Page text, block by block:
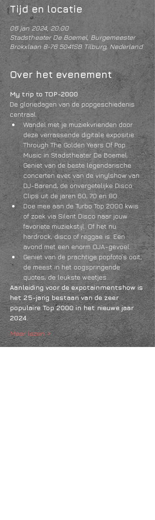
Tijd en locatie
06 jan 2024, 20:00
Stadstheater De Boemel, Burgemeester
Brokxlaan 8-76 5041SB Tilburg, Nederland
Over het evenement
My trip to TOP-2000
De gloriedagen van de popgeschiedenis
centraal.
Wandel met je muziekvrienden door
deze verrassende digitale expositie
Through The Golden Years Of Pop
Music in Stadstheater De Boemel.
Geniet van de beste legendarische
concerten ever, van de vinylshow van
DJ-Barend, de onvergetelijke Disco
Clips uit de jaren 60, 70 en 80.
Doe mee aan de Turbo Top 2000 kwis
of zoek via Silent Disco naar jouw
favoriete muziekstijl. Of het nu
hardrock, disco of reggae is. Een
avond met een enorm OJA-gevoel.
Geniet van de prachtige popfoto’s ooit,
de meest in het oogspringende
quotes, de leukste weetjes….
Aanleiding voor de expotainmentshow is
het 25-jarig bestaan van de zeer
populaire Top 2000 in het nieuwe jaar
2024.
Meer lezen >